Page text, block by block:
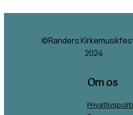
©Randers
2024
Om os